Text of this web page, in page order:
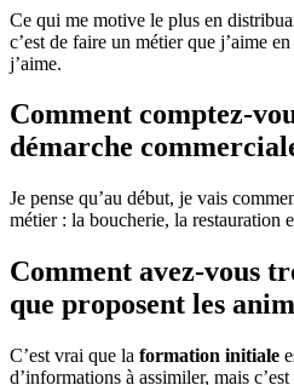
Ce qui me motive le plus en
c’est de faire un métier que j’aime
j’aime.
Comment comptez-
démarche
Je pense qu’au début, je vais
métier : la boucherie, la restauration
Comment avez-vous
que proposent les
C’est vrai que la formation initiale
d’informations à assimiler, mais